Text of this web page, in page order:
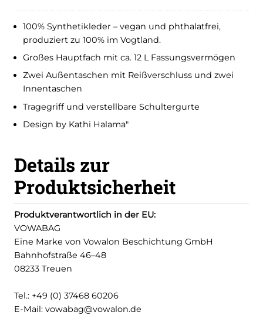
100% Synthetikleder – vegan und phthalatfrei,
produziert zu 100% im Vogtland.
Großes Hauptfach mit ca. 12 L Fassungsvermögen
Zwei Außentaschen mit Reißverschluss und zwei
Innentaschen
Tragegriff und verstellbare Schultergurte
Design by Kathi Halama"
Details zur
Produktsicherheit
Produktverantwortlich in der EU:
VOWABAG
Eine Marke von Vowalon Beschichtung GmbH
Bahnhofstraße 46–48
08233 Treuen
Tel.: +49 (0) 37468 60206
E-Mail: vowabag@vowalon.de